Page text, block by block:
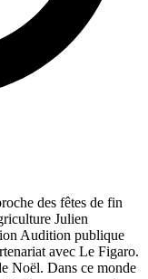
des fêtes de fin
Julien
Audition publique
avec Le Figaro.
Noël. Dans ce monde